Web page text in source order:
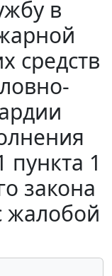
в
средств
1
закона
жалобой